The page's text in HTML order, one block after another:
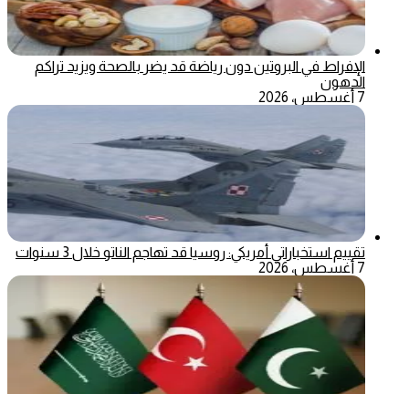
الإفراط في البروتين دون رياضة قد يضر بالصحة ويزيد تراكم
الدهون
7 أغسطس، 2026
تقييم استخباراتي أمريكي: روسيا قد تهاجم الناتو خلال 3 سنوات
7 أغسطس، 2026